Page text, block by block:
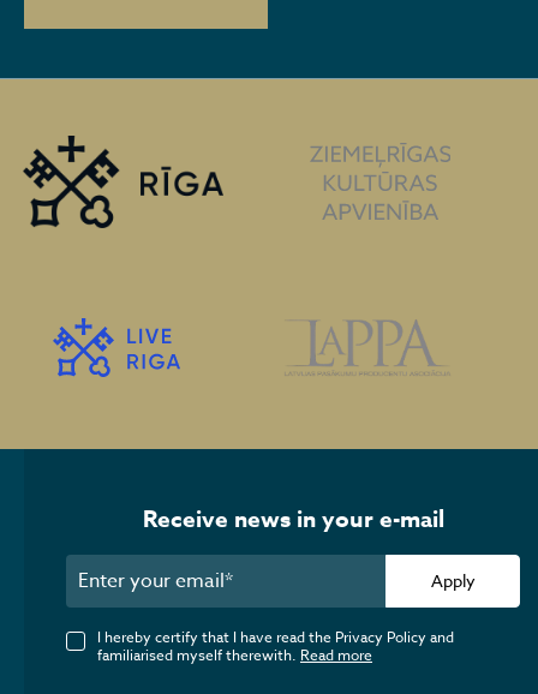
Receive news in your e-mail
Apply
I hereby certify that I have read the Privacy Policy and
familiarised myself therewith. Read more